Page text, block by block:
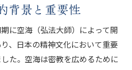
背景と重要性
に空海（弘法大師）によって開
、日本の精神文化において重要
た。空海は密教を広めるために